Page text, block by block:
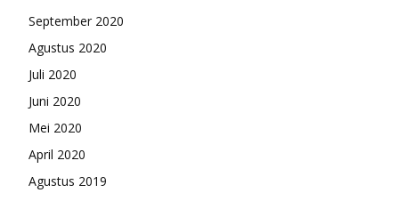
September 2020
Agustus 2020
Juli 2020
Juni 2020
Mei 2020
April 2020
Agustus 2019